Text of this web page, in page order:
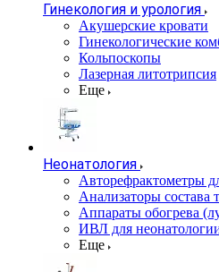
Гинекология и урология
Акушерские кровати
Гинекологические
Кольпоскопы
Лазерная литотрипсия
Еще
Неонатология
Авторефрактометры
Анализаторы состава
Аппараты обогрева
ИВЛ для
Еще